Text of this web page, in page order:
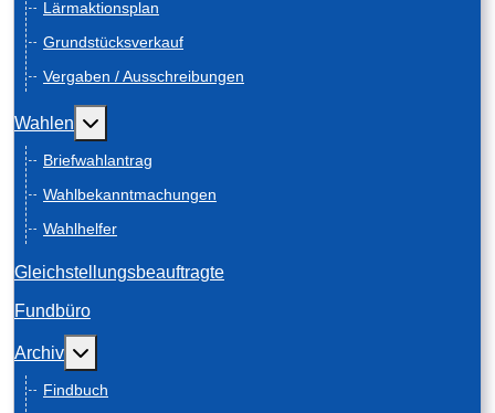
Lärmaktionsplan
Grundstücksverkauf
Vergaben / Ausschreibungen
Wahlen Weitere Informationen: Wahlen
Briefwahlantrag
Wahlbekanntmachungen
Wahlhelfer
Gleichstellungsbeauftragte
Fundbüro
Archiv Weitere Informationen: Archiv
Findbuch